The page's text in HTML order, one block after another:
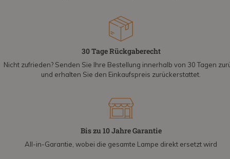
30 Tage Rückgaberecht
Nicht zufrieden? Senden Sie Ihre Bestellung innerhalb von 30 Tagen
und erhalten Sie den Einkaufspreis zurückerstattet.
Bis zu 10 Jahre Garantie
All-in-Garantie, wobei die gesamte Lampe direkt ersetzt wird